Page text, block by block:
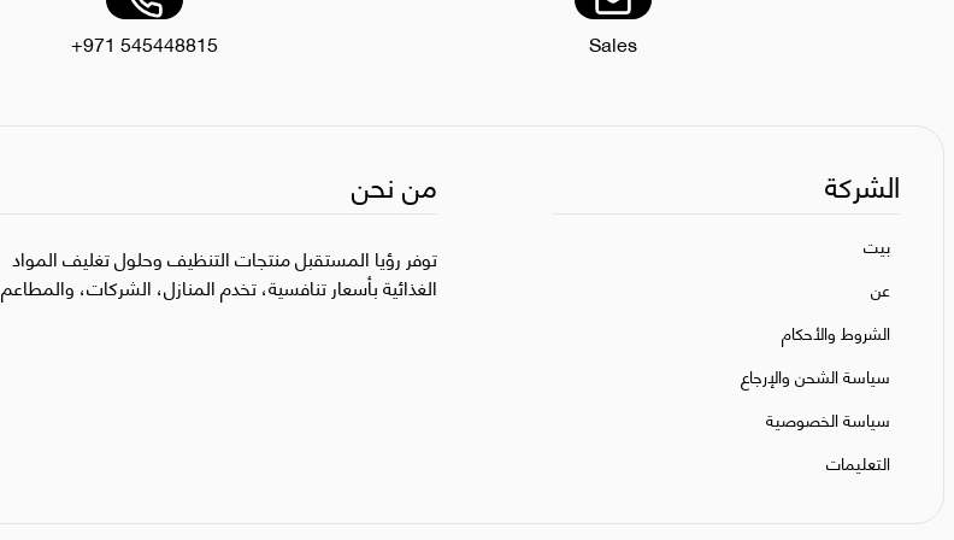
Sales
+971 545448815
الشركة
بيت
عن
الشروط والأحكام
سياسة الشحن والإرجاع
سياسة الخصوصية
التعليمات
من نحن
توفر رؤيا المستقبل منتجات التنظيف وحلول تغليف المواد
الغذائية بأسعار تنافسية، تخدم المنازل، الشركات، والمطاعم